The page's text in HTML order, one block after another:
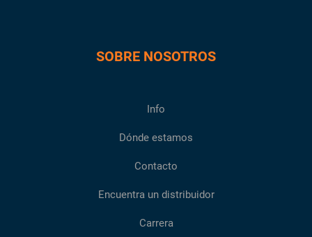
SOBRE NOSOTROS
Info
Dónde estamos
Contacto
Encuentra un distribuidor
Carrera